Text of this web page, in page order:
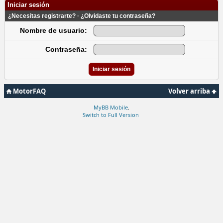
Iniciar sesión
¿Necesitas registrarte? · ¿Olvidaste tu contraseña?
Nombre de usuario:
Contraseña:
Volver arriba
MotorFAQ
MyBB Mobile
Switch to Full Version